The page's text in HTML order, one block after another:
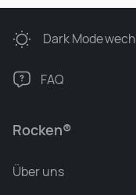
Rocken®
Über uns
Dark Mode
FAQ